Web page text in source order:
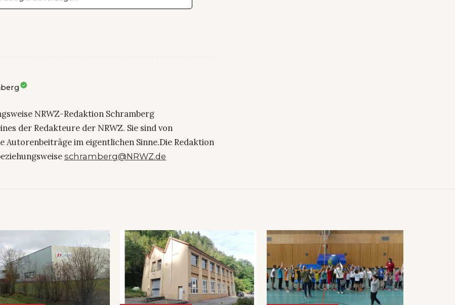
NRWZ-Redaktion Schramberg
der Redakteure der NRWZ. Sie sind von
im eigentlichen Sinne.Die Redaktion
schramberg@NRWZ.de